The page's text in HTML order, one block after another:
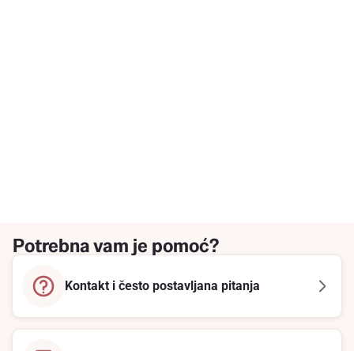
Potrebna vam je pomoć?
Kontakt i često postavljana pitanja